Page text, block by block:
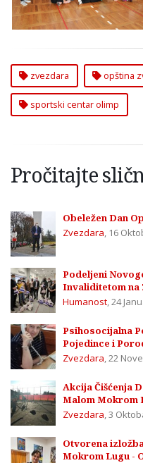
zvezdara opština
sportski centar olimp
Pročitajte
Obeležen Dan
Zvezdara 16
Podeljeni
Invaliditetom na
Humanost 24
Psihosocijalna
Pojedince i
Zvezdara 22
Akcija Čišćenja
Malom Mokrom
Zvezdara 3
Otvorena
Mokrom Lugu -